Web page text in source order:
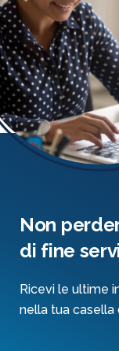
Non
di fine
Ricevi le ultime
nella tua casella